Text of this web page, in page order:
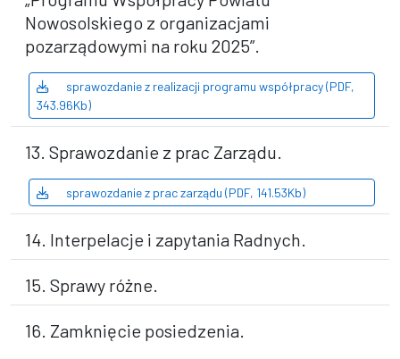
Nowosolskiego z organizacjami
pozarządowymi na roku 2025”.
sprawozdanie z realizacji programu współpracy (PDF,
343.96Kb)
13. Sprawozdanie z prac Zarządu.
sprawozdanie z prac zarządu (PDF, 141.53Kb)
14. Interpelacje i zapytania Radnych.
15. Sprawy różne.
16. Zamknięcie posiedzenia.